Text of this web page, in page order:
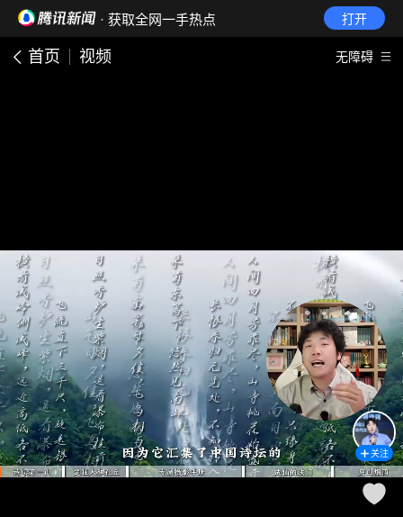
· 获取全网一手热点 打开
首页 视频 无障碍
关注